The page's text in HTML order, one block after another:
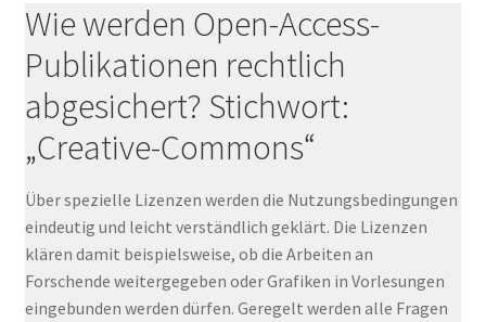
Wie werden Open-Access-
Publikationen rechtlich
abgesichert? Stichwort:
„Creative-Commons“
Über spezielle Lizenzen werden die Nutzungsbedingungen
eindeutig und leicht verständlich geklärt. Die Lizenzen
klären damit beispielsweise, ob die Arbeiten an
Forschende weitergegeben oder Grafiken in Vorlesungen
eingebunden werden dürfen. Geregelt werden alle Fragen